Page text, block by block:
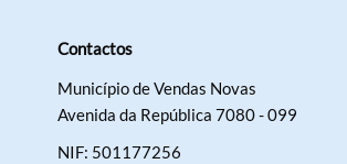
Contactos
Município de Vendas Novas
Avenida da República 7080 - 099
NIF: 501177256